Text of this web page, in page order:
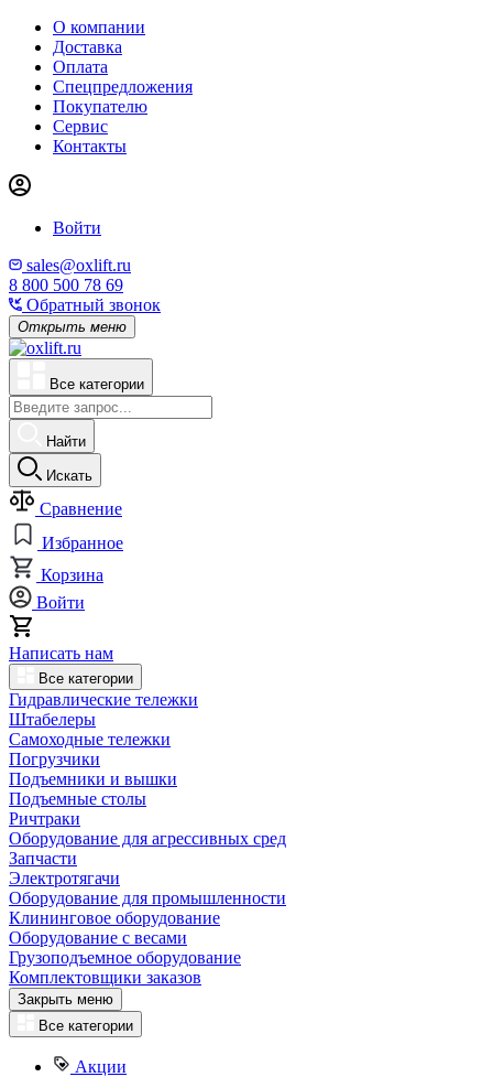
О компании
Доставка
Оплата
Спецпредложения
Покупателю
Сервис
Контакты
Войти
sales@oxlift.ru
8 800 500 78 69
Обратный звонок
Открыть меню
Все категории
Найти
Искать
Сравнение
Избранное
Корзина
Войти
Написать нам
Все категории
Гидравлические тележки
Штабелеры
Самоходные тележки
Погрузчики
Подъемники и вышки
Подъемные столы
Ричтраки
Оборудование для агрессивных сред
Запчасти
Электротягачи
Оборудование для промышленности
Клининговое оборудование
Оборудование с весами
Грузоподъемное оборудование
Комплектовщики заказов
Закрыть меню
Все категории
Акции